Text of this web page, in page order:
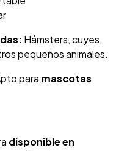
Hámsters, cuyes,
pequeños animales.
para mascotas
disponible en